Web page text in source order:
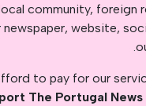
community, foreign
website,
to pay for our
The Portugal News